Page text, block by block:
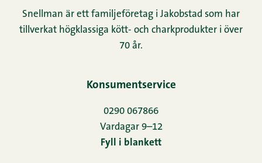
Snellman är ett familjeföretag i Jakobstad som har
tillverkat högklassiga kött- och charkprodukter i över
70 år.
Konsumentservice
0290 067866
Vardagar 9–12
Fyll i blankett